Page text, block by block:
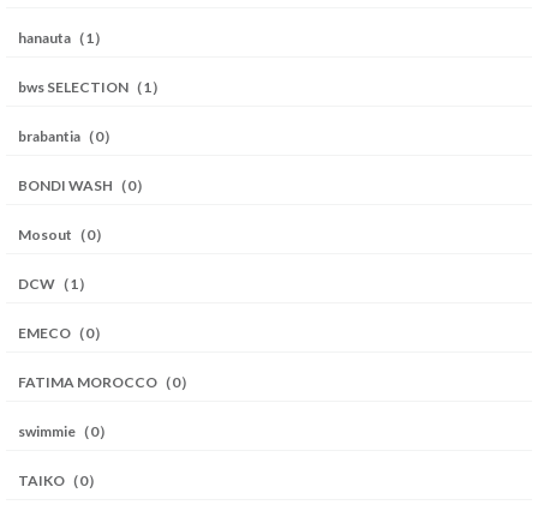
hanauta（1）
bws SELECTION（1）
brabantia（0）
BONDI WASH（0）
Mosout（0）
DCW（1）
EMECO（0）
FATIMA MOROCCO（0）
swimmie（0）
TAIKO（0）